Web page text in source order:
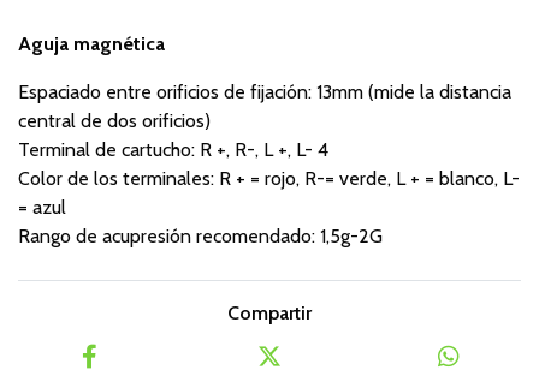
Aguja magnética
Espaciado entre orificios de fijación: 13mm (mide la distancia
central de dos orificios)
Terminal de cartucho: R +, R-, L +, L- 4
Color de los terminales: R + = rojo, R-= verde, L + = blanco, L-
= azul
Rango de acupresión recomendado: 1,5g-2G
Compartir